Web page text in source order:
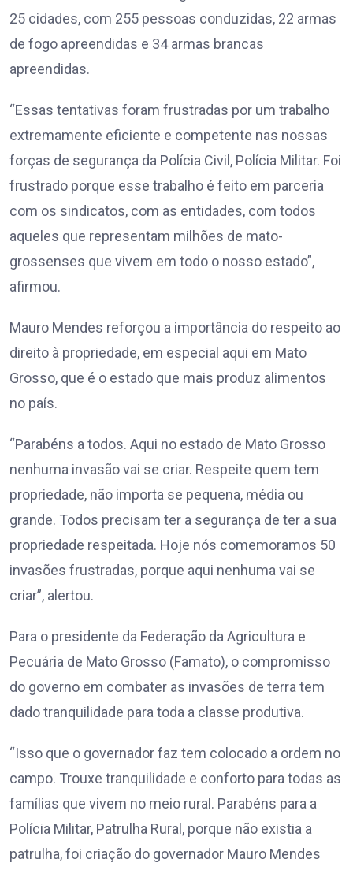
25 cidades, com 255 pessoas conduzidas, 22 armas
de fogo apreendidas e 34 armas brancas
apreendidas.
“Essas tentativas foram frustradas por um trabalho
extremamente eficiente e competente nas nossas
forças de segurança da Polícia Civil, Polícia Militar. Foi
frustrado porque esse trabalho é feito em parceria
com os sindicatos, com as entidades, com todos
aqueles que representam milhões de mato-
grossenses que vivem em todo o nosso estado”,
afirmou.
Mauro Mendes reforçou a importância do respeito ao
direito à propriedade, em especial aqui em Mato
Grosso, que é o estado que mais produz alimentos
no país.
“Parabéns a todos. Aqui no estado de Mato Grosso
nenhuma invasão vai se criar. Respeite quem tem
propriedade, não importa se pequena, média ou
grande. Todos precisam ter a segurança de ter a sua
propriedade respeitada. Hoje nós comemoramos 50
invasões frustradas, porque aqui nenhuma vai se
criar”, alertou.
Para o presidente da Federação da Agricultura e
Pecuária de Mato Grosso (Famato), o compromisso
do governo em combater as invasões de terra tem
dado tranquilidade para toda a classe produtiva.
“Isso que o governador faz tem colocado a ordem no
campo. Trouxe tranquilidade e conforto para todas as
famílias que vivem no meio rural. Parabéns para a
Polícia Militar, Patrulha Rural, porque não existia a
patrulha, foi criação do governador Mauro Mendes